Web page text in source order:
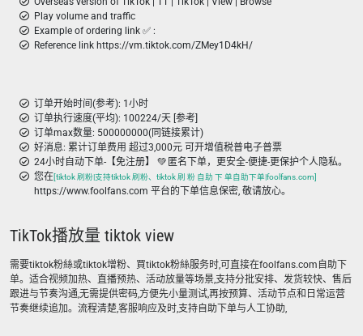
Play volume and traffic
Example of ordering link ✅ :
Reference link https://vm.tiktok.com/ZMey1D4kH/
订单开始时间(参考): 1小时
订单执行速度(平均): 100224/天 [参考]
订单max数量: 500000000(同链接累计)
好消息: 累计订单费用 超过3,000元 可开增值税普电子普票
24小时自动下单-【免注册】 💚 匿名下单，更安全-便捷-更保护个人隐私。
您在[tiktok 刷粉|支持tiktok 刷粉、tiktok 刷 粉 自助 下 单自助下单|foolfans.com]
https://www.foolfans.com 平台的下单信息保密, 敬请放心。
TikTok播放量 tiktok view
需要tiktok粉絲或tiktok增粉、買tiktok粉絲服务时,可直接在foolfans.com自助下
单。适合视频加热、直播预热、活动放量等场景,支持分批安排、发货较快、售后
跟进与节奏沟通,无需提供密码,方便先小量测试,再按预算、活动节点和日常运营
节奏继续追加。流程清楚,客服响应及时,支持自助下单与人工协助,